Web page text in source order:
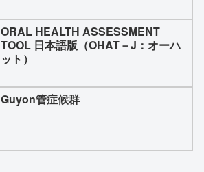
ORAL HEALTH ASSESSMENT
TOOL 日本語版（OHAT－J：オーハ
ット）
Guyon管症候群